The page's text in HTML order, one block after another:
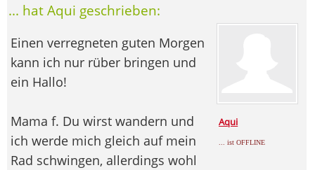
... hat Aqui geschrieben:
Aqui
... ist OFFLINE
Einen verregneten guten Morgen
kann ich nur rüber bringen und
ein Hallo!
Mama f. Du wirst wandern und
ich werde mich gleich auf mein
Rad schwingen, allerdings wohl